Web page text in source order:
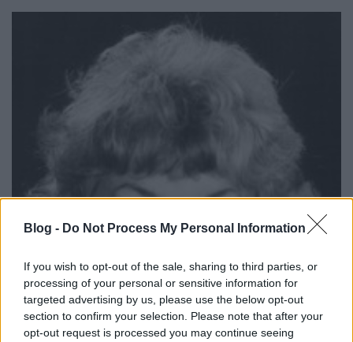
Blog - Do Not Process My Personal Information
If you wish to opt-out of the sale, sharing to third parties, or
processing of your personal or sensitive information for
targeted advertising by us, please use the below opt-out
section to confirm your selection. Please note that after your
opt-out request is processed you may continue seeing